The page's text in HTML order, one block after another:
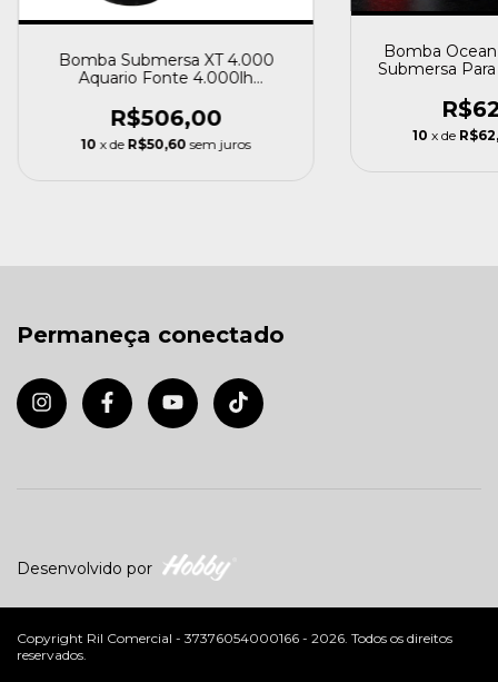
Bomba Submersa XT 4.000
Aquario Fonte 4.000lh
R$506,00
10 x de R$50,60 sem juros
Bomba
Submersa
10 x de
Permaneça conectado
Desenvolvido por
Copyright Ril Comercial - 37376054000166 - 2026. Todos os direitos
reservados.